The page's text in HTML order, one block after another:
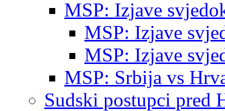
MSP: Izjave
MSP: Izjave
MSP: Izjave
MSP: Srbija vs
Sudski postupci pred